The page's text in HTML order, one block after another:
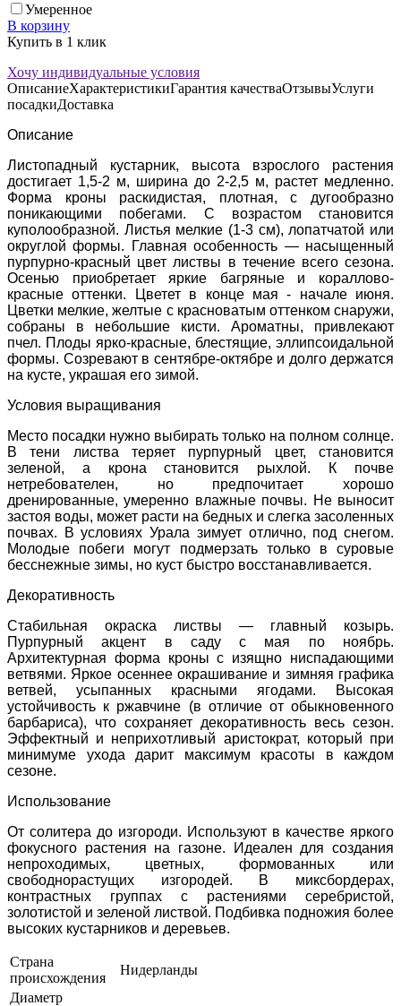
Умеренное
В корзину
Купить в 1 клик
Хочу индивидуальные условия
ОписаниеХарактеристикиГарантия качестваОтзывыУслуги
посадкиДоставка
Описание
Листопадный кустарник, высота взрослого растения
достигает 1,5-2 м, ширина до 2-2,5 м, растет медленно.
Форма кроны раскидистая, плотная, с дугообразно
поникающими побегами. С возрастом становится
куполообразной. Листья мелкие (1-3 см), лопатчатой или
округлой формы. Главная особенность — насыщенный
пурпурно-красный цвет листвы в течение всего сезона.
Осенью приобретает яркие багряные и кораллово-
красные оттенки. Цветет в конце мая - начале июня.
Цветки мелкие, желтые с красноватым оттенком снаружи,
собраны в небольшие кисти. Ароматны, привлекают
пчел. Плоды ярко-красные, блестящие, эллипсоидальной
формы. Созревают в сентябре-октябре и долго держатся
на кусте, украшая его зимой.
Условия выращивания
Место посадки нужно выбирать только на полном солнце.
В тени листва теряет пурпурный цвет, становится
зеленой, а крона становится рыхлой. К почве
нетребователен, но предпочитает хорошо
дренированные, умеренно влажные почвы. Не выносит
застоя воды, может расти на бедных и слегка засоленных
почвах. В условиях Урала зимует отлично, под снегом.
Молодые побеги могут подмерзать только в суровые
бесснежные зимы, но куст быстро восстанавливается.
Декоративность
Стабильная окраска листвы — главный козырь.
Пурпурный акцент в саду с мая по ноябрь.
Архитектурная форма кроны с изящно ниспадающими
ветвями. Яркое осеннее окрашивание и зимняя графика
ветвей, усыпанных красными ягодами. Высокая
устойчивость к ржавчине (в отличие от обыкновенного
барбариса), что сохраняет декоративность весь сезон.
Эффектный и неприхотливый аристократ, который при
минимуме ухода дарит максимум красоты в каждом
сезоне.
Использование
От солитера до изгороди. Используют в качестве яркого
фокусного растения на газоне. Идеален для создания
непроходимых, цветных, формованных или
свободнорастущих изгородей. В миксбордерах,
контрастных группах с растениями серебристой,
золотистой и зеленой листвой. Подбивка подножия более
высоких кустарников и деревьев.
Страна
происхождения
Нидерланды
Диаметр